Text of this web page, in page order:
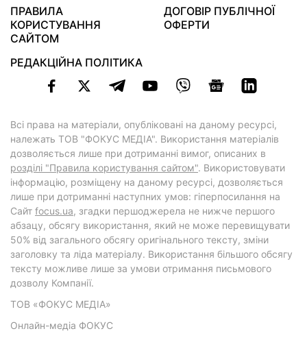
ПРАВИЛА
КОРИСТУВАННЯ
САЙТОМ
ДОГОВІР ПУБЛІЧНОЇ
ОФЕРТИ
РЕДАКЦІЙНА ПОЛІТИКА
Всі права на матеріали, опубліковані на даному ресурсі,
належать ТОВ "ФОКУС МЕДІА". Використання матеріалів
дозволяється лише при дотриманні вимог, описаних в
розділі "Правила користування сайтом". Використовувати
інформацію, розміщену на даному ресурсі, дозволяється
лише при дотриманні наступних умов: гіперпосилання на
Cайт focus.ua, згадки першоджерела не нижче першого
абзацу, обсягу використання, який не може перевищувати
50% від загального обсягу оригінального тексту, зміни
заголовку та ліда матеріалу. Використання більшого обсягу
тексту можливе лише за умови отримання письмового
дозволу Компанії.
ТОВ «ФОКУС МЕДІА»
Онлайн-медіа ФОКУС